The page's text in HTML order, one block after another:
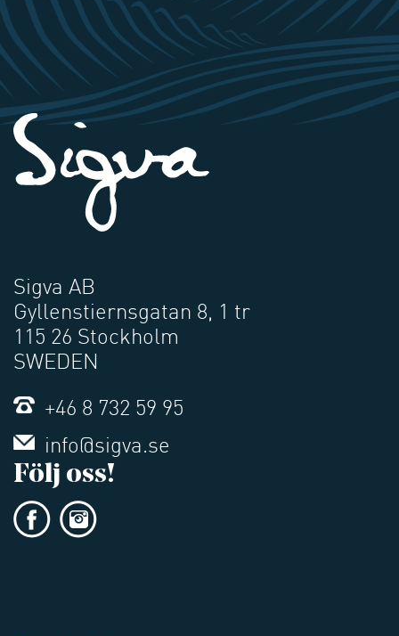
Sigva AB
Gyllenstiernsgatan 8, 1 tr
115 26 Stockholm
SWEDEN
+46 8 732 59 95
info@sigva.se
Följ oss!